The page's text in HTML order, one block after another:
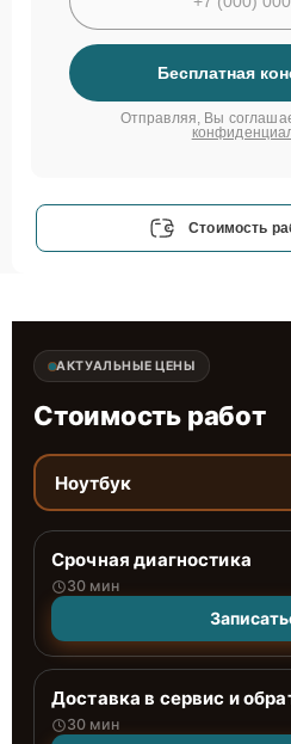
Бесплатная
Отправляя, Вы
Стоимость
АКТУАЛЬНЫЕ ЦЕНЫ
Стоимость работ
Ноутбук
Срочная диагностика
30 мин
Доставка в сервис и
30 мин